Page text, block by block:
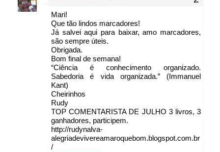
Mari!
Que tão lindos marcadores!
Já salvei aqui para baixar, amo marcadores,
são sempre úteis.
Obrigada.
Bom final de semana!
“Ciência é conhecimento organizado.
Sabedoria é vida organizada.” (Immanuel
Kant)
Cheirinhos
Rudy
TOP COMENTARISTA DE JULHO 3 livros, 3
ganhadores, participem.
http://rudynalva-
alegriadevivereamaroquebom.blogspot.com.br
/